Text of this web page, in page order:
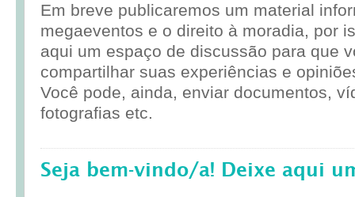
Em breve publicaremos um material
megaeventos e o direito à moradia, por
aqui um espaço de discussão para que
compartilhar suas experiências e
Você pode, ainda, enviar documentos,
fotografias etc.
Seja bem-vindo/a! Deixe aqui